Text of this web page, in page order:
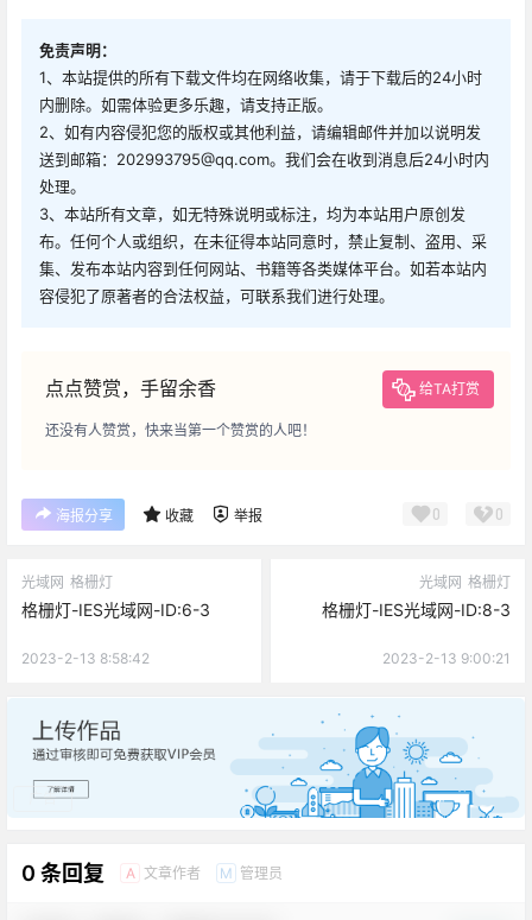
免责声明：
1、本站提供的所有下载文件均在网络收集，请于下载后的24小时
内删除。如需体验更多乐趣，请支持正版。
2、如有内容侵犯您的版权或其他利益，请编辑邮件并加以说明发
送到邮箱：202993795@qq.com。我们会在收到消息后24小时内
处理。
3、本站所有文章，如无特殊说明或标注，均为本站用户原创发
布。任何个人或组织，在未征得本站同意时，禁止复制、盗用、采
集、发布本站内容到任何网站、书籍等各类媒体平台。如若本站内
容侵犯了原著者的合法权益，可联系我们进行处理。
点点赞赏，手留余香 给TA打赏
还没有人赞赏，快来当第一个赞赏的人吧！
海报分享 收藏 举报 0 0
光域网 格栅灯
格栅灯-IES光域网-ID:6-3
2023-2-13 8:58:42
光域网 格栅灯
格栅灯-IES光域网-ID:8-3
2023-2-13 9:00:21
广告
0 条回复 A 文章作者 M 管理员